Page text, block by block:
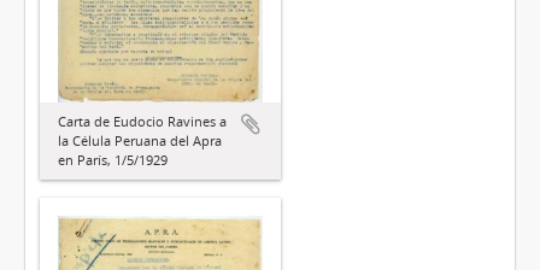
Carta de Eudocio Ravines a
la Célula Peruana del Apra
en París, 1/5/1929